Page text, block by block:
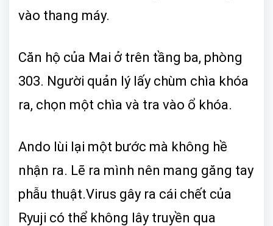
vào thang máy.
Căn hộ của Mai ở trên tầng ba, phòng
303. Người quản lý lấy chùm chìa khóa
ra, chọn một chìa và tra vào ổ khóa.
Ando lùi lại một bước mà không hề
nhận ra. Lẽ ra mình nên mang găng tay
phẫu thuật.Virus gây ra cái chết của
Ryuji có thể không lây truyền qua